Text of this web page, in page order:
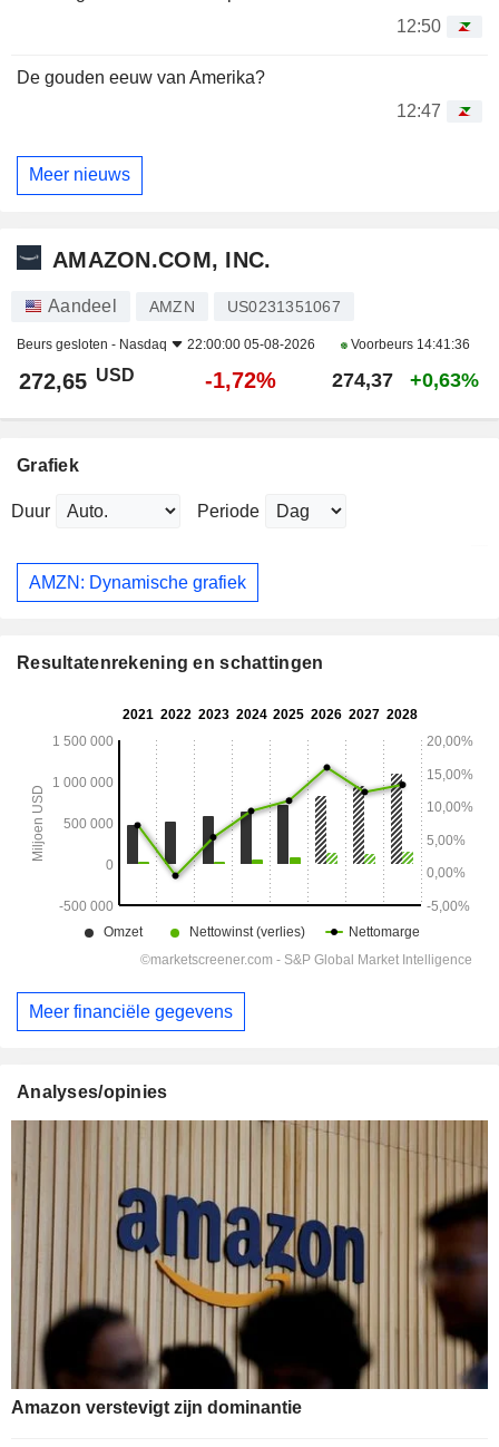
12:50
De gouden eeuw van Amerika?
12:47
Meer nieuws
AMAZON.COM, INC.
Aandeel AMZN US0231351067
Beurs gesloten - Nasdaq 22:00:00 05-08-2026 Voorbeurs 14:41:36
272,65 USD -1,72% 274,37 +0,63%
Grafiek
Duur Periode
AMZN: Dynamische grafiek
Resultatenrekening en schattingen
Meer financiële gegevens
Analyses/opinies
Amazon verstevigt zijn dominantie